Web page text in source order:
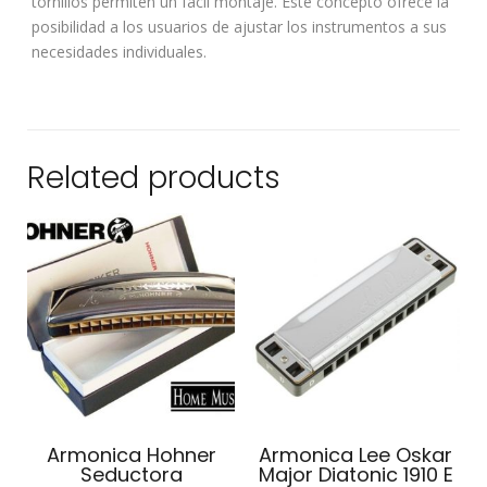
posibilidad a los usuarios de ajustar los instrumentos a sus
necesidades individuales.
Related products
Armonica Hohner
Seductora
Armonica Lee Oskar
Major Diatonic 1910 E